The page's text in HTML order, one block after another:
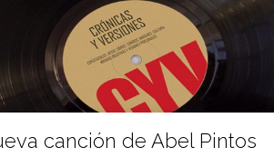
canción de Abel Pintos